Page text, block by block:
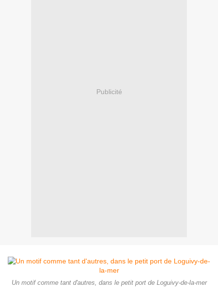
Publicité
Un motif comme tant d'autres, dans le petit port de Loguivy-de-la-mer